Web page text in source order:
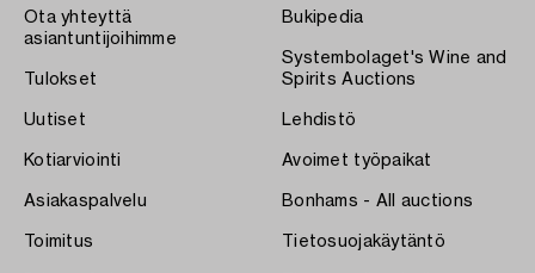
Ota yhteyttä
asiantuntijoihimme
Tulokset
Uutiset
Kotiarviointi
Asiakaspalvelu
Toimitus
Bukipedia
Systembolaget's Wine and
Spirits Auctions
Lehdistö
Avoimet työpaikat
Bonhams - All auctions
Tietosuojakäytäntö